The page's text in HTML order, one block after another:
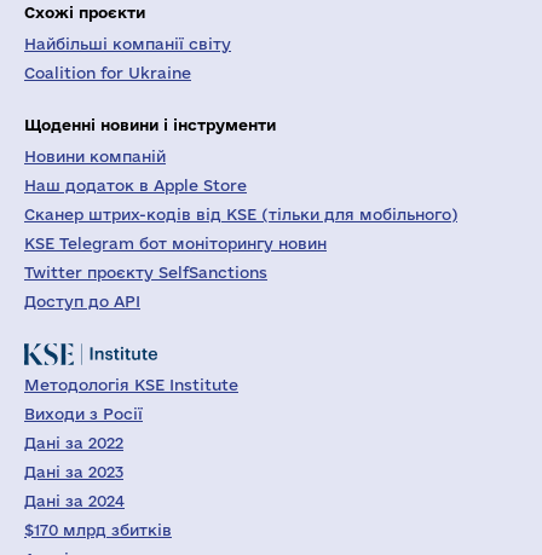
Схожі проєкти
Найбільші компанії світу
Coalition for Ukraine
Щоденні новини і інструменти
Новини компаній
Наш додаток в Apple Store
Сканер штрих-кодів від KSE (тільки для мобільного)
KSE Telegram бот моніторингу новин
Twitter проєкту SelfSanctions
Доступ до API
Методологія KSE Institute
Виходи з Росії
Дані за 2022
Дані за 2023
Дані за 2024
$170 млрд збитків